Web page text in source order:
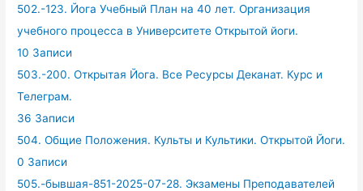
502.-123. Йога Учебный План на 40 лет. Организация
учебного процесса в Университете Открытой йоги.
10 Записи
503.-200. Открытая Йога. Все Ресурсы Деканат. Курс и
Телеграм.
36 Записи
504. Общие Положения. Культы и Культики. Открытой Йоги.
0 Записи
505.-бывшая-851-2025-07-28. Экзамены Преподавателей